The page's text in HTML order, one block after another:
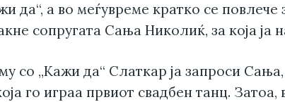
да“, а во меѓувреме кратко се повлече
сопругата Сања Николиќ, за која ја
со „Кажи да“ Слаткар ја запроси
го играа првиот свадбен танц.